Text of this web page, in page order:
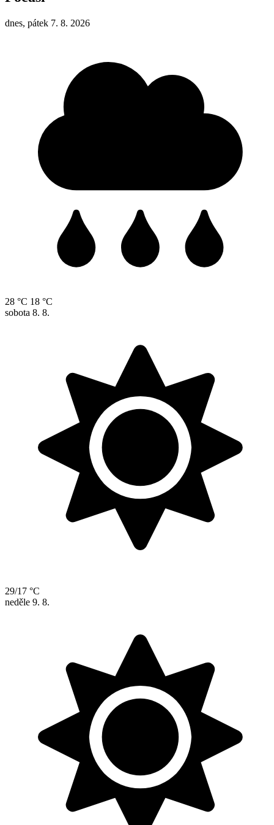
dnes, pátek 7. 8. 2026
28 °C 18 °C
sobota 8. 8.
29/17 °C
neděle 9. 8.